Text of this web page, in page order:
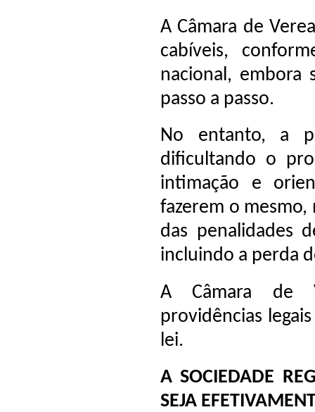
A Câmara de
cabíveis,
nacional, embora
passo a passo.
No entanto, a
dificultando o
intimação e
fazerem o
das penalidades
incluindo a perda
A Câmara de
providências
lei.
A SOCIEDADE
SEJA